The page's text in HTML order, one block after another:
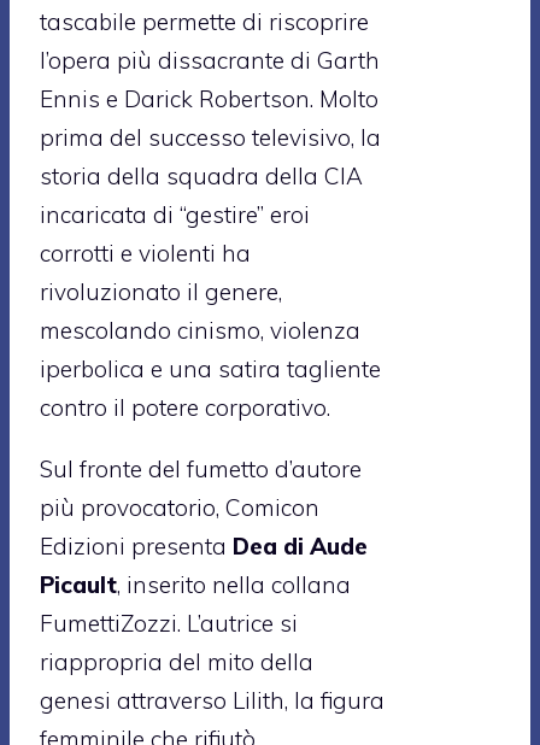
tascabile permette di riscoprire
l’opera più dissacrante di Garth
Ennis e Darick Robertson. Molto
prima del successo televisivo, la
storia della squadra della CIA
incaricata di “gestire” eroi
corrotti e violenti ha
rivoluzionato il genere,
mescolando cinismo, violenza
iperbolica e una satira tagliente
contro il potere corporativo.
Sul fronte del fumetto d’autore
più provocatorio, Comicon
Edizioni presenta Dea di Aude
Picault, inserito nella collana
FumettiZozzi. L’autrice si
riappropria del mito della
genesi attraverso Lilith, la figura
femminile che rifiutò